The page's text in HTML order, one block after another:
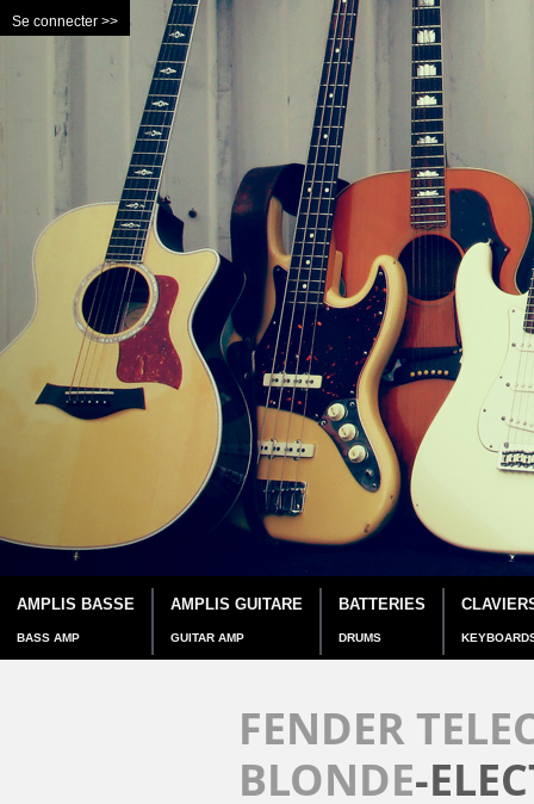
Se connecter >>
AMPLIS BASSE
BASS AMP
AMPLIS GUITARE
GUITAR AMP
BATTERIES
DRUMS
FENDER
BLONDE-